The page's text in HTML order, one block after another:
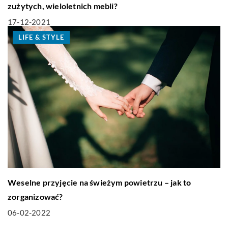
zużytych, wieloletnich mebli?
17-12-2021
LIFE & STYLE
Weselne przyjęcie na świeżym powietrzu – jak to
zorganizować?
06-02-2022